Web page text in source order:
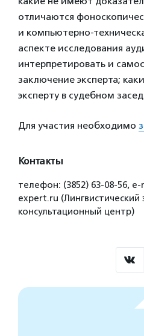
отличаются
и компьютерно-
аспекте исследования
интерпретировать и
заключение эксперта;
эксперту в судебном
Для участия необходимо
Контакты
телефон: (3852) 63-08-56,
expert.ru (Лингвистический
консультационный центр)